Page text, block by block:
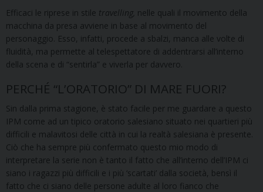
Efficaci le riprese in stile travelling, nelle quali il movimento della
macchina da presa avviene in base al movimento del
personaggio. Esso, infatti, procede a sbalzi, manca alle volte di
fluidità, ma permette al telespettatore di addentrarsi all’interno
della scena e di “sentirla” e viverla per davvero.
PERCHÉ “L’ORATORIO” DI MARE FUORI?
Sin dalla prima stagione, è stato facile per me guardare a questo
IPM come ad un tipico oratorio salesiano situato nei quartieri più
difficili e malavitosi delle città in cui la realtà salesiana è presente.
Ciò che ha sempre più confermato questo mio modo di
interpretare la serie non è tanto il fatto che all’interno dell’IPM ci
siano i ragazzi più difficili e i più ‘scartati’ dalla società, bensì il
fatto che ci siano delle persone adulte al loro fianco che